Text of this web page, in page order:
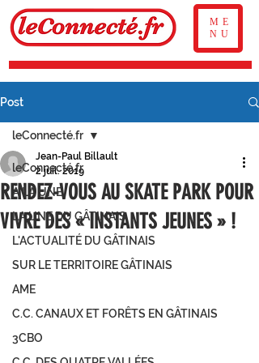
ME
NU
Post
leConnecté.fr
À LA UNE
LA UNE DU GÂTINAIS
L'ACTUALITÉ DU GÂTINAIS
SUR LE TERRITOIRE GÂTINAIS
AME
C.C. CANAUX ET FORÊTS EN GÂTINAIS
3CBO
leConnecté.fr
RENDEZ-VOUS AU SKATE PARK POUR
VIVRE DES « INSTANTS JEUNES » !
Jean-Paul Billault
2 juil. 2019